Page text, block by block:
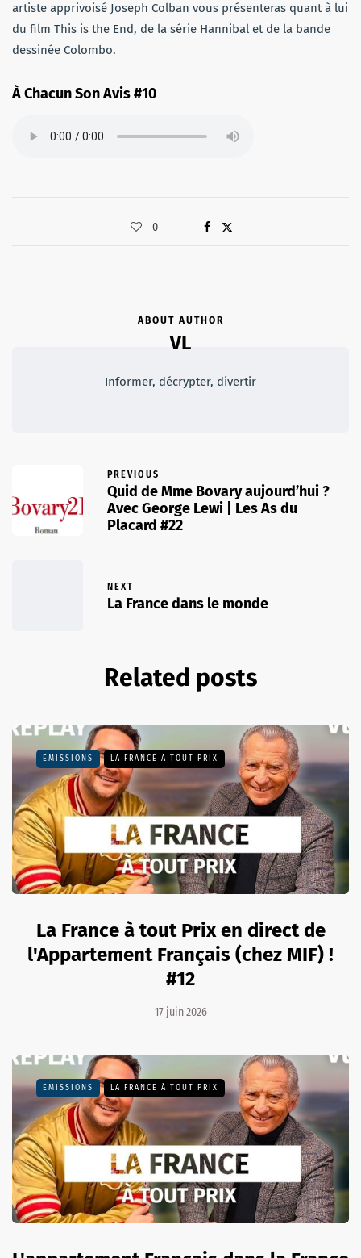
artiste apprivoisé Joseph Colban vous présenteras quant à lui
du film This is the End, de la série Hannibal et de la bande
dessinée Colombo.
À Chacun Son Avis #10
0
ABOUT AUTHOR
VL
Informer, décrypter, divertir
PREVIOUS
Quid de Mme Bovary aujourd’hui ?
Avec George Lewi | Les As du
Placard #22
NEXT
La France dans le monde
Related posts
EMISSIONS LA FRANCE À TOUT PRIX
La France à tout Prix en direct de
l'Appartement Français (chez MIF) !
#12
17 juin 2026
EMISSIONS LA FRANCE À TOUT PRIX